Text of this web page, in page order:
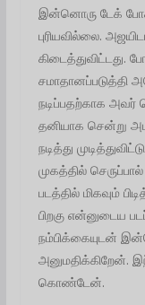
இன்னொரு டேக்
புரியவில்லை.
கிடைத்துவிட்டது.
சமாதானப்படுத்தி
நடிப்பதற்காக அவர்
தனியாக சென்று
நடித்து
முகத்தில்
படத்தில் மிகவும்
பிறகு என்னுடைய
நம்பிக்கையுடன்
அனுமதிக்கிறேன்.
கொண்டேன்.